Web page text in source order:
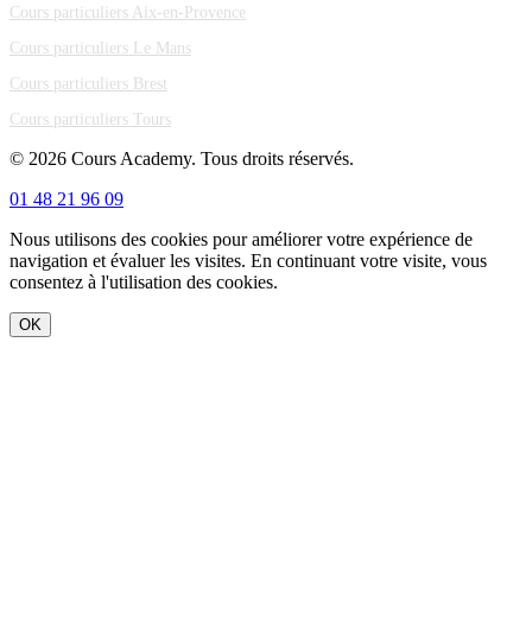
Cours particuliers Aix-en-Provence
Cours particuliers Le Mans
Cours particuliers Brest
Cours particuliers Tours
© 2026 Cours Academy. Tous droits réservés.
01 48 21 96 09
Nous utilisons des cookies pour améliorer votre expérience de
navigation et évaluer les visites. En continuant votre visite, vous
consentez à l'utilisation des cookies.
OK